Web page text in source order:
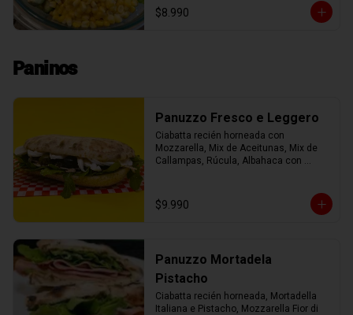
$8.990
Paninos
Panuzzo Fresco e Leggero
Ciabatta recién horneada con
Mozzarella, Mix de Aceitunas, Mix de
Callampas, Rúcula, Albahaca con
$9.990
Panuzzo Mortadela
Pistacho
Ciabatta recién horneada, Mortadella
Italiana e Pistacho, Mozzarella Fior di